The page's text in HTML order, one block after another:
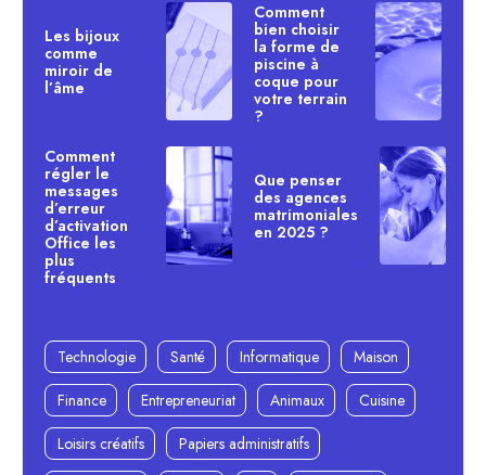
Les bijoux
comme
miroir de
l’âme
Comment
bien choisir
la forme de
piscine à
coque pour
votre terrain
?
Comment
régler le
messages
d’erreur
d’activation
Office les
plus
fréquents
Que penser
des agences
matrimoniales
en 2025 ?
Technologie Santé Informatique
Maison
Finance
Entrepreneuriat Animaux
Cuisine
Loisirs créatifs
Papiers administratifs